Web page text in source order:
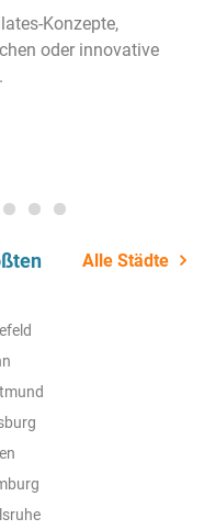
Konzepte,
oder innovative
Alle Städte